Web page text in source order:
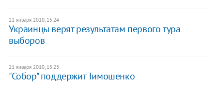
21 января 2010, 15:24
Украинцы верят результатам первого тура
выборов
21 января 2010, 15:23
"Собор" поддержит Тимошенко